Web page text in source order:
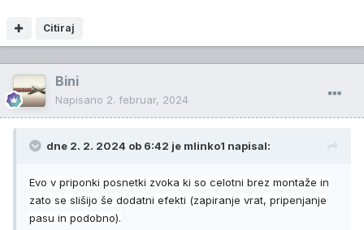
Citiraj
Bini
Napisano 2. februar, 2024
dne 2. 2. 2024 ob 6:42 je mlinko1 napisal:
Evo v priponki posnetki zvoka ki so celotni brez montaže in
zato se slišijo še dodatni efekti (zapiranje vrat, pripenjanje
pasu in podobno).